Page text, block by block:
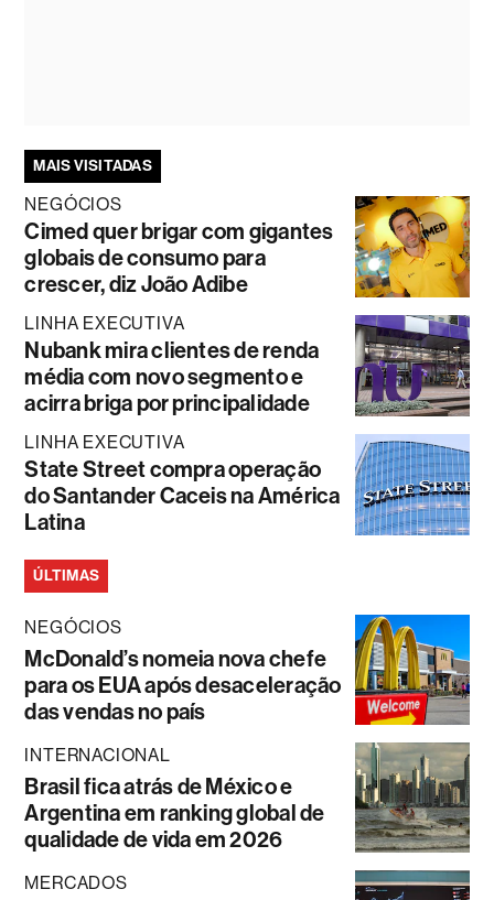
MAIS VISITADAS
NEGÓCIOS
Cimed quer brigar com gigantes
globais de consumo para
crescer, diz João Adibe
LINHA EXECUTIVA
Nubank mira clientes de renda
média com novo segmento e
acirra briga por principalidade
LINHA EXECUTIVA
State Street compra operação
do Santander Caceis na América
Latina
ÚLTIMAS
NEGÓCIOS
McDonald’s nomeia nova chefe
para os EUA após desaceleração
das vendas no país
INTERNACIONAL
Brasil fica atrás de México e
Argentina em ranking global de
qualidade de vida em 2026
MERCADOS